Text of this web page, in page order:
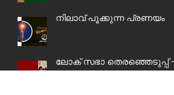
നിലാവ് പൂക്കുന്ന പ്രണയം
ലോക് സഭാ തെരഞ്ഞെടുപ്പ്